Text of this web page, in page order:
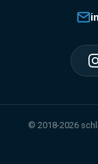
© 2018-2026